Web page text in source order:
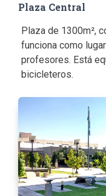
Plaza Central
Plaza de 1300m²,
funciona como
profesores. Está
bicicleteros.